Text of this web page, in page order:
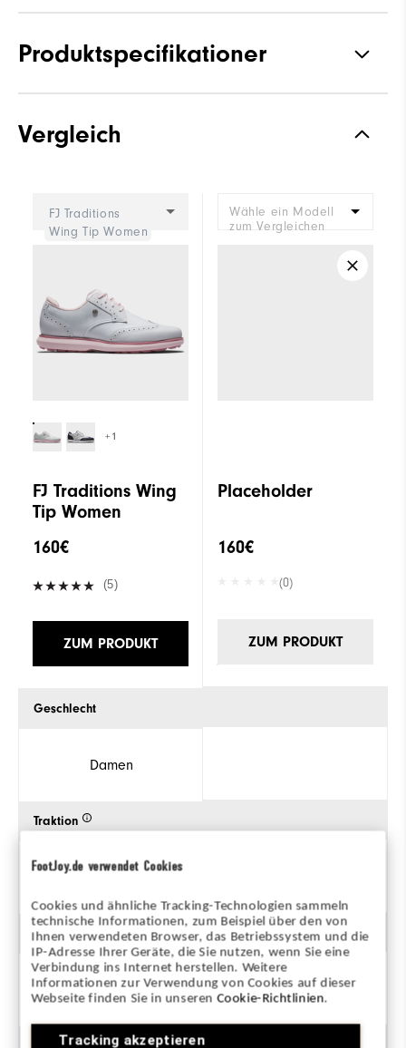
FootJoy.de verwendet Cookies
Cookies und ähnliche Tracking-Technologien sammeln
technische Informationen, zum Beispiel über den von
Ihnen verwendeten Browser, das Betriebssystem und die
IP-Adresse Ihrer Geräte, die Sie nutzen, wenn Sie eine
Verbindung ins Internet herstellen. Weitere
Informationen zur Verwendung von Cookies auf dieser
Webseite finden Sie in unserenCookie-Richtlinien.
Tracking akzeptieren
Produktspecifikationer
Stabilitet
Vergleich
FJ Traditions
Wing Tip Women
+1
FJ Traditions Wing
Tip Women
160€
(5)
ZUM PRODUKT
Geschlecht
Damen
Traktion
Stil
Klassisch
Wähle ein Modell
zum Vergleichen
Placeholder
160€
(0)
ZUM PRODUKT